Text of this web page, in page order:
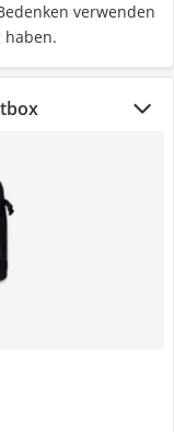
verwenden
haben.